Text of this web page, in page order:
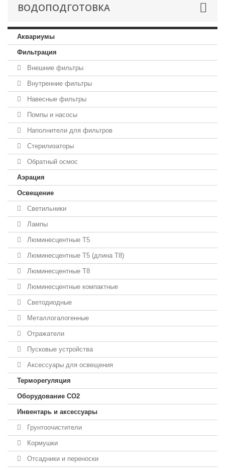
ВОДОПОДГОТОВКА
Аквариумы
Фильтрация
Внешние фильтры
Внутренние фильтры
Навесные фильтры
Помпы и насосы
Наполнители для фильтров
Стерилизаторы
Обратный осмос
Аэрация
Освещение
Светильники
Лампы
Люминесцентные T5
Люминесцентные T5 (длина T8)
Люминесцентные T8
Люминесцентные компактные
Светодиодные
Металлогалогенные
Отражатели
Пусковые устройства
Аксессуары для освещения
Терморегуляция
Оборудование CO2
Инвентарь и аксессуары
Грунтоочистители
Кормушки
Отсадники и переноски